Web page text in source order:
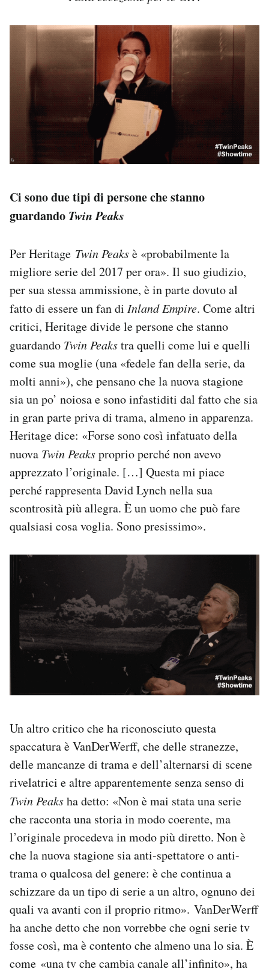
Ci sono due tipi di persone che stanno
guardando Twin Peaks
Per Heritage Twin Peaksè «probabilmente la
migliore serie del 2017 per ora». Il suo giudizio,
per sua stessa ammissione, è in parte dovuto al
fatto di essere un fan di Inland Empire. Come altri
critici, Heritage divide le persone che stanno
guardando Twin Peakstra quelli come lui e quelli
come sua moglie (una «fedele fan della serie, da
molti anni»), che pensano che la nuova stagione
sia un po’ noiosa e sono infastiditi dal fatto che sia
in gran parte priva di trama, almeno in apparenza.
Heritage dice: «Forse sono così infatuato della
nuova Twin Peaksproprio perché non avevo
apprezzato l’originale. […] Questa mi piace
perché rappresenta David Lynch nella sua
scontrosità più allegra. È un uomo che può fare
qualsiasi cosa voglia. Sono presissimo».
Un altro critico che ha riconosciuto questa
spaccatura è VanDerWerff, che delle stranezze,
delle mancanze di trama e dell’alternarsi di scene
rivelatrici e altre apparentemente senza senso di
Twin Peaksha detto: «Non è mai stata una serie
che racconta una storia in modo coerente, ma
l’originale procedeva in modo più diretto. Non è
che la nuova stagione sia anti-spettatore o anti-
trama o qualcosa del genere: è che continua a
schizzare da un tipo di serie a un altro, ognuno dei
quali va avanti con il proprio ritmo». VanDerWerff
ha anche detto che non vorrebbe che ogni serie tv
fosse così, ma è contento che almeno una lo sia. È
come «una tv che cambia canale all’infinito», ha